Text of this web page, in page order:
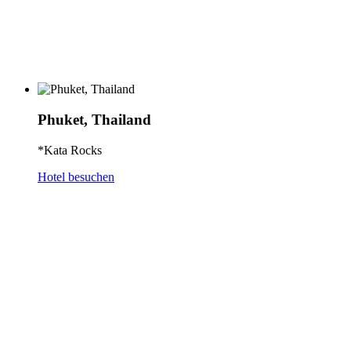
Phuket, Thailand
*Kata Rocks
Hotel besuchen